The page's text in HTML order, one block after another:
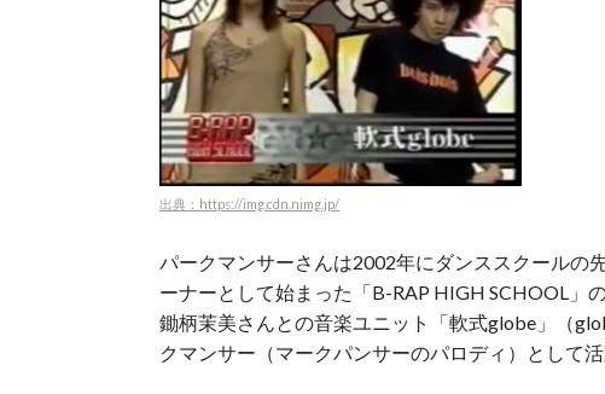
出典：https://img.cdn.nimg.jp/
パークマンサーさんは2002年にダンススクールの
ーナーとして始まった「B-RAP HIGH SCHOOL」
鋤柄茉美さんとの音楽ユニット「軟式globe」（
クマンサー（マークパンサーのパロディ）として活